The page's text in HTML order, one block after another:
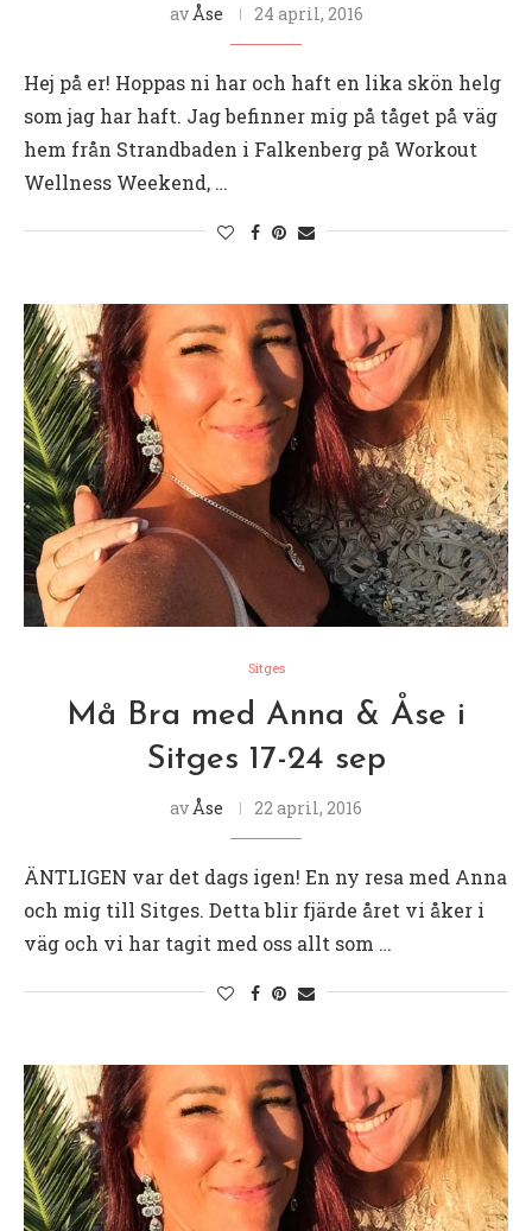
av Åse 24 april, 2016
Hej på er! Hoppas ni har och haft en lika skön helg
som jag har haft. Jag befinner mig på tåget på väg
hem från Strandbaden i Falkenberg på Workout
Wellness Weekend, …
Sitges
Må Bra med Anna & Åse i
Sitges 17-24 sep
av Åse 22 april, 2016
ÄNTLIGEN var det dags igen! En ny resa med Anna
och mig till Sitges. Detta blir fjärde året vi åker i
väg och vi har tagit med oss allt som …